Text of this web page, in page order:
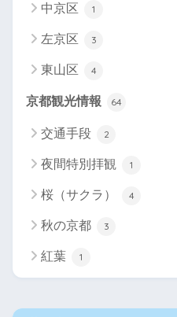
中京区 1
左京区 3
東山区 4
京都観光情報 64
交通手段 2
夜間特別拝観 1
桜（サクラ） 4
秋の京都 3
紅葉 1